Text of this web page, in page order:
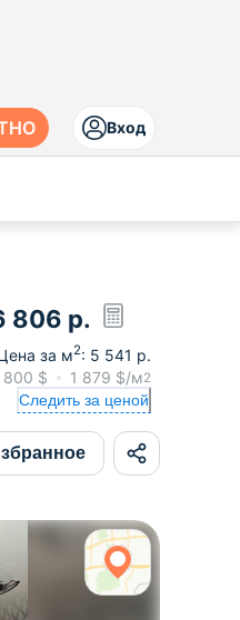
Вход
806 р.
за м2: 5 541 р.
800 $ 1 879 $/м2
Следить за ценой